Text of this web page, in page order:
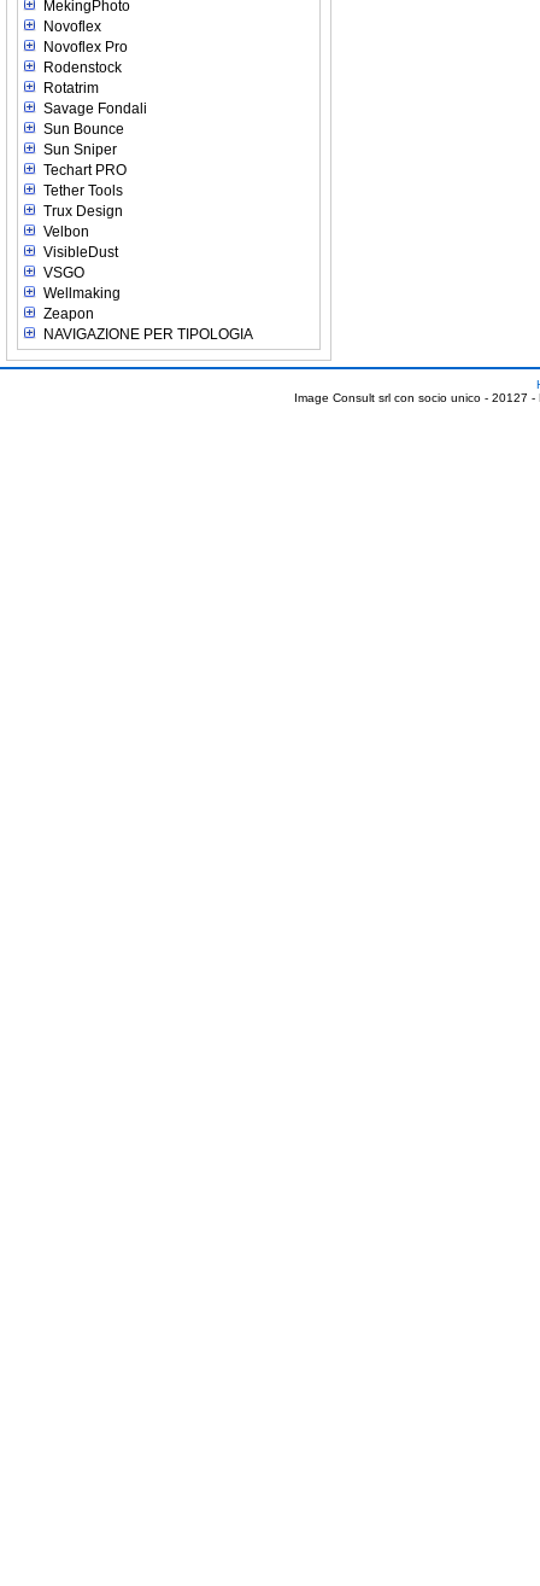
MekingPhoto
Novoflex
Novoflex Pro
Rodenstock
Rotatrim
Savage Fondali
Sun Bounce
Sun Sniper
Techart PRO
Tether Tools
Trux Design
Velbon
VisibleDust
VSGO
Wellmaking
Zeapon
NAVIGAZIONE PER TIPOLOGIA
Image Consult srl con socio unico - 20127